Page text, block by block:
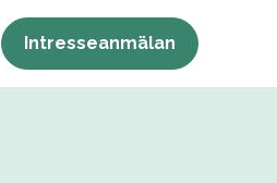
Intresseanmälan